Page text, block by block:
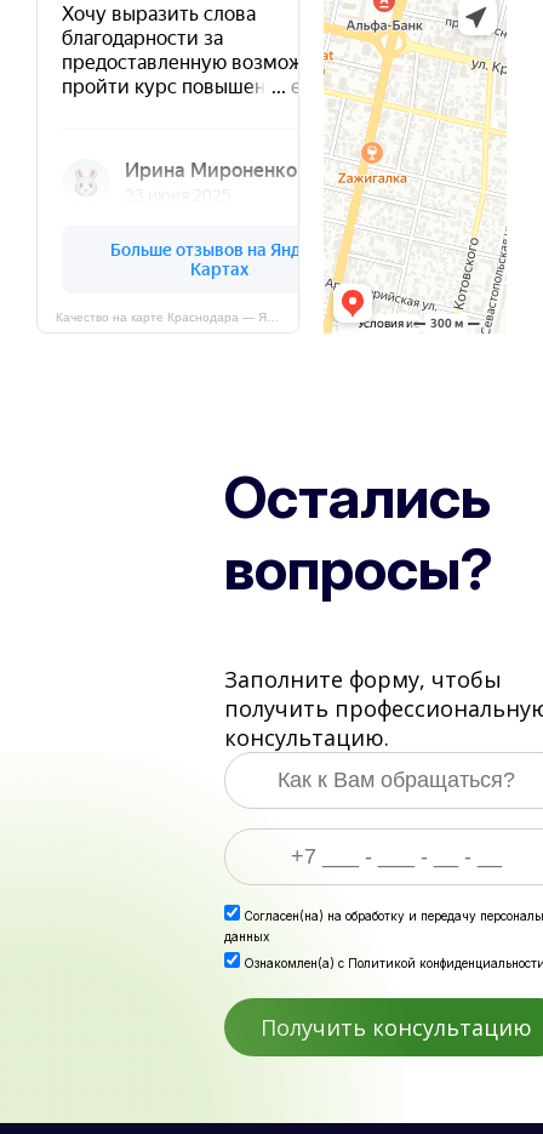
Остались
вопросы?
Заполните форму, чтобы
получить
консультацию.
Согласен(на) на обработку и передачу
данных
Ознакомлен(а) с Политикой